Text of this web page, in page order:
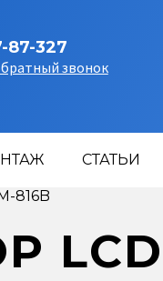
87-327
звонок
СТАТЬИ
816B
LCD